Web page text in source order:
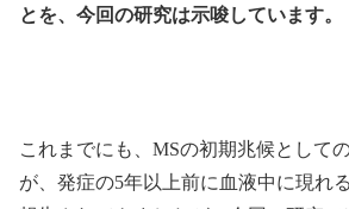
とを、今回の研究は示唆しています。
これまでにも、MSの初期兆候として
が、発症の5年以上前に血液中に現れ